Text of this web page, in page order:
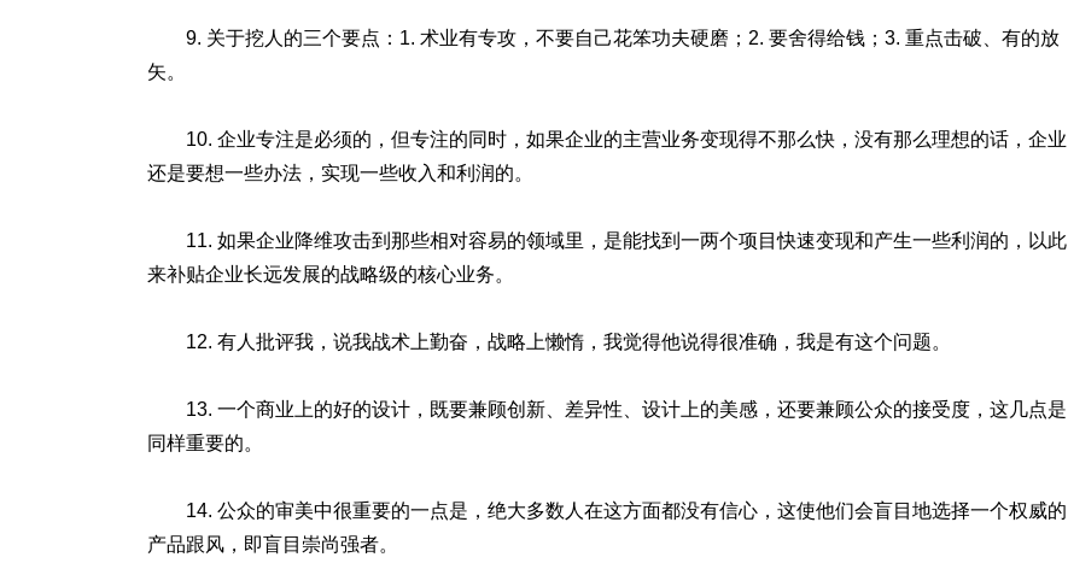
9. 关于挖人的三个要点：1. 术业有专攻，不要自己花笨功夫硬磨；2. 要舍得给钱；3. 重点击破、有的放
矢。
10. 企业专注是必须的，但专注的同时，如果企业的主营业务变现得不那么快，没有那么理想的话，企业
还是要想一些办法，实现一些收入和利润的。
11. 如果企业降维攻击到那些相对容易的领域里，是能找到一两个项目快速变现和产生一些利润的，以此
来补贴企业长远发展的战略级的核心业务。
12. 有人批评我，说我战术上勤奋，战略上懒惰，我觉得他说得很准确，我是有这个问题。
13. 一个商业上的好的设计，既要兼顾创新、差异性、设计上的美感，还要兼顾公众的接受度，这几点是
同样重要的。
14. 公众的审美中很重要的一点是，绝大多数人在这方面都没有信心，这使他们会盲目地选择一个权威的
产品跟风，即盲目崇尚强者。